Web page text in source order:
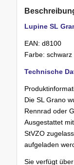
Lupine SL
EAN: d8100
Farbe: schwarz
Technische
Die SL Grano
Rennrad oder
Ausgestattet
StVZO
aufgeladen
Sie verfügt